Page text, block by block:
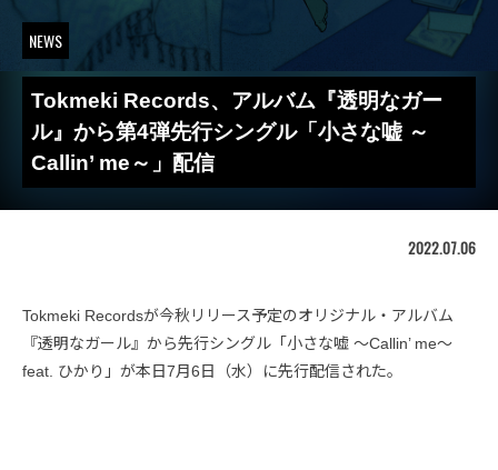
NEWS
Tokmeki Records、アルバム『透明なガー
ル』から第4弾先行シングル「小さな嘘 ～
Callin’ me～」配信
2022.07.06
Tokmeki Recordsが今秋リリース予定のオリジナル・アルバム
『透明なガール』から先行シングル「小さな嘘 ～Callin’ me～
feat. ひかり」が本日7月6日（水）に先行配信された。